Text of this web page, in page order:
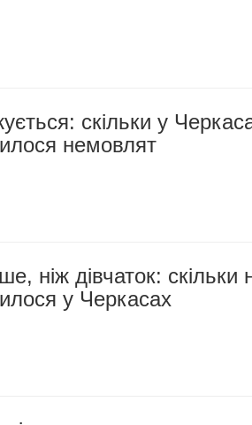
скільки у
немовлят
ніж дівчаток:
у Черкасах